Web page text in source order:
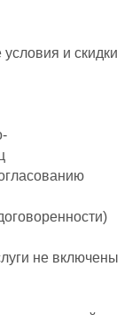
и скидки
не включены